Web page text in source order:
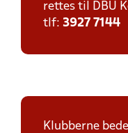
rettes til DBU
tlf: 3927 7144
Klubberne